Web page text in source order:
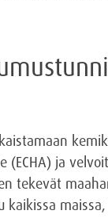
ja
tekevät